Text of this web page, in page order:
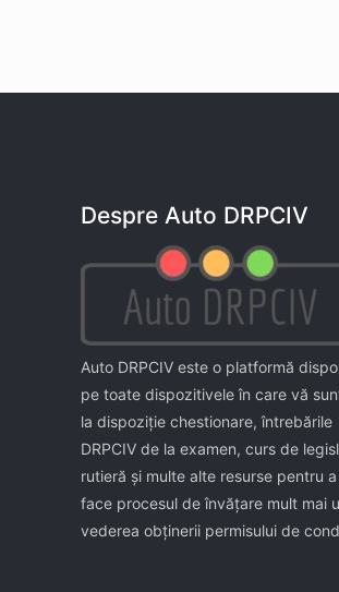
Despre Auto DRPCIV
Auto DRPCIV este o platformă
pe toate dispozitivele în care vă
la dispoziţie chestionare, întrebările
DRPCIV de la examen, curs de
rutieră şi multe alte resurse pentru
face procesul de învăţare mult mai
vederea obţinerii permisului de